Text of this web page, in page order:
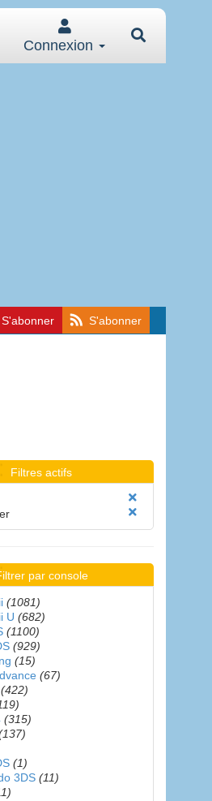
Connexion
S'abonner S'abonner
Filtres actifs
par console
(1081)
U (682)
(1100)
(929)
(15)
(67)
(422)
(315)
(1)
3DS (11)